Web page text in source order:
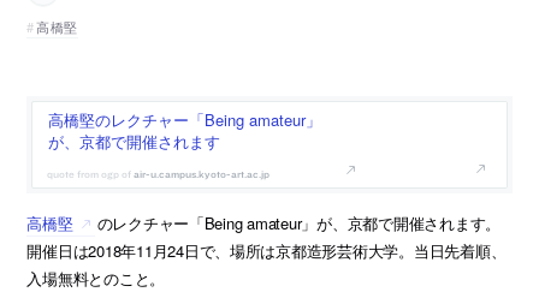
高橋堅
高橋堅のレクチャー「Being amateur」
が、京都で開催されます
air-u.campus.kyoto-art.ac.jp
高橋堅
のレクチャー「Being amateur」が、京都で開催されます。
開催日は2018年11月24日で、場所は京都造形芸術大学。当日先着順、
入場無料とのこと。